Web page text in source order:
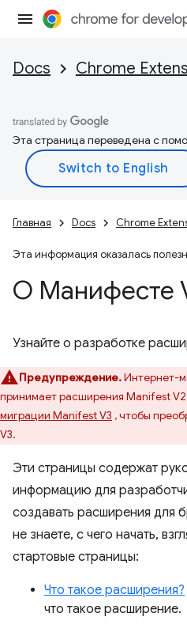
Docs Chrome
Эта страница переведена с
Главная Docs Chrome
Эта информация оказалась
О Манифесте
Узнайте о разработке
Предупреждение.Интернет-
принимает расширения Manifest
миграции Manifest V3 , чтобы
V3.
Эти страницы содержат
информацию для
создавать расширения для
не знаете, с чего начать,
стартовые страницы:
Что такое расширения?
что такое расширение.